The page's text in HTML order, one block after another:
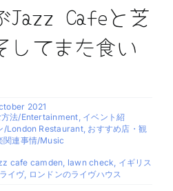
Jazz Cafeと芝
してまた食い
2021
方法/Entertainment, イベント紹
/London Restaurant, おすすめ店・観
関連事情/Music
cafe camden, lawn check, イギリス
イヴ, ロンドンのライヴハウス